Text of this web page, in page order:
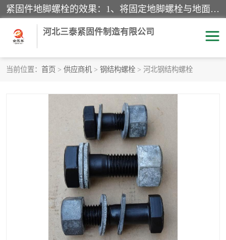
紧固件地脚螺栓的效果：1、将固定地脚螺栓与地面用水泥等物品灌溉在一起，可用来固定较小振荡和冲击的设备。2、活动地脚是一种可拆卸的地脚螺栓，可以固定有激烈振荡和冲击的大型机器设备。3、胀锚地脚螺栓用于固定比较简略且重量轻的设备，辅佐设备长期处于静止状态下。4、粘接地脚螺栓为一种使用广泛且常见的设备，它也是用来固定简略设备的小件。
河北三泰紧固件制造有限公司
当前位置： 首页 > 供应商机 > 钢结构螺栓 > 河北钢结构螺栓
拉杆
悬挑梁拉杆